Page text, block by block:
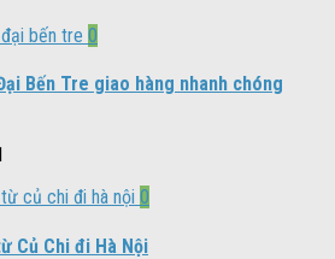
0
Bến Tre giao hàng nhanh chóng
0
Củ Chi đi Hà Nội